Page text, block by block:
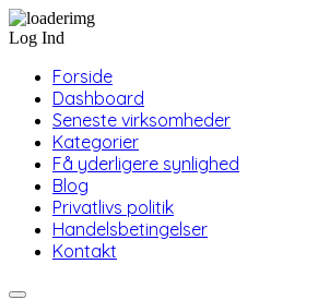
Log Ind
Forside
Dashboard
Seneste virksomheder
Kategorier
Få yderligere synlighed
Blog
Privatlivs politik
Handelsbetingelser
Kontakt